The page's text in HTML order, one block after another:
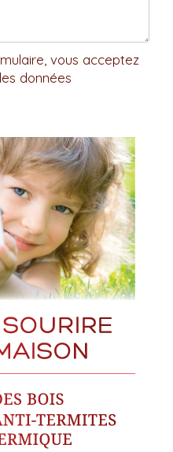
vous acceptez
données